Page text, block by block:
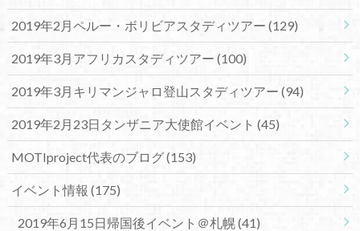
2019年2月ペルー・ボリビアスタディツアー (129)
2019年3月アフリカスタディツアー (100)
2019年3月キリマンジャロ登山スタディツアー (94)
2019年2月23日タンザニア大使館イベント (45)
MOTIproject代表のブログ(153)
イベント情報 (175)
2019年6月15日帰国後イベント＠札幌(41)